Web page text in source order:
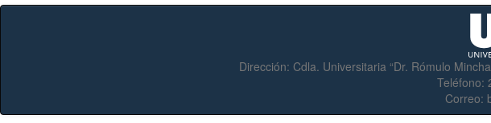
Dirección: Cdla. Universitaria “Dr. Rómulo
Teléfono:
Correo: